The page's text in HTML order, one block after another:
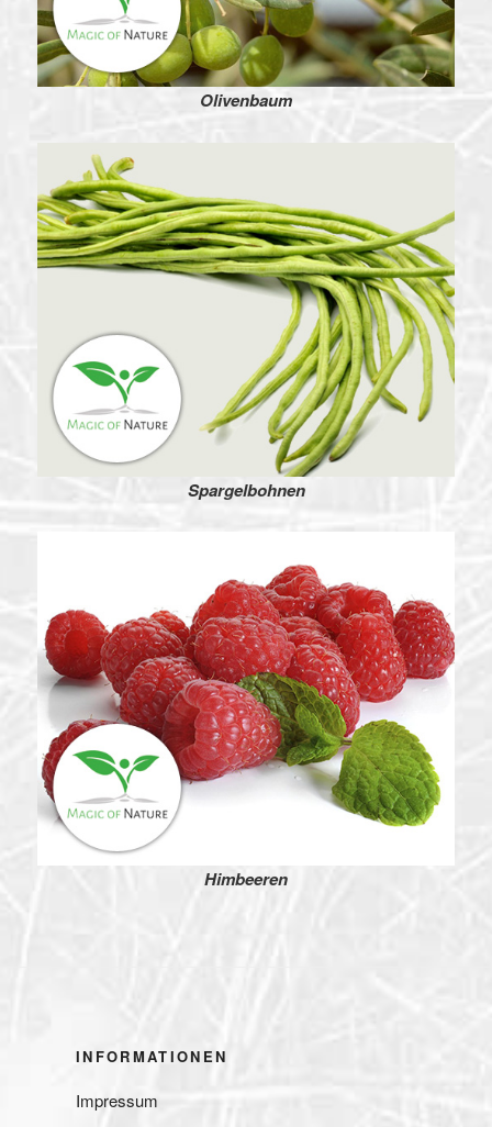
Olivenbaum
Spargelbohnen
Himbeeren
INFORMATIONEN
Impressum